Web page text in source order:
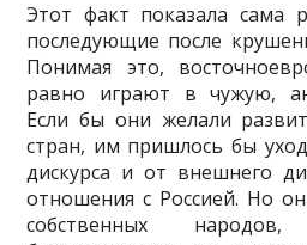
Этот факт показала сама
последующие после
Понимая это,
равно играют в чужую,
Если бы они же­лали
стран, им пришлось бы
дискурса и от внешнего
отношения с Россией. Но
собственных